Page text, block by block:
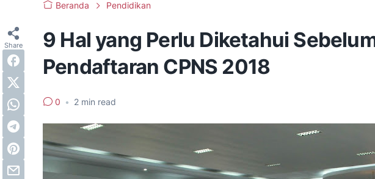
Beranda Pendidikan
9 Hal yang Perlu Diketahui
Pendaftaran CPNS 2018
0 • 2 min read